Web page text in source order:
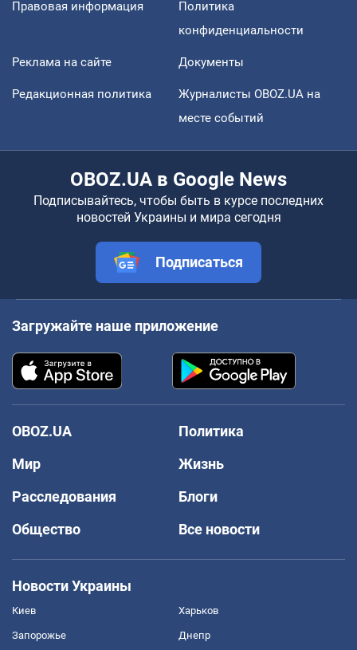
Правовая информация
Политика
конфиденциальности
Реклама на сайте Документы
Редакционная политика
Журналисты OBOZ.UA на
месте событий
OBOZ.UA в Google News
Подписывайтесь, чтобы быть в курсе последних
новостей Украины и мира сегодня
Подписаться
Загружайте наше приложение
OBOZ.UA
Политика
Мир
Жизнь
Расследования
Блоги
Общество
Все новости
Новости Украины
Киев Харьков
Запорожье Днепр